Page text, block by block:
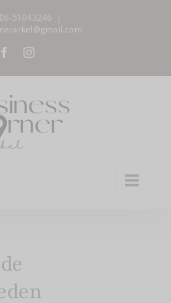
51043246
|
FacebookInstagram